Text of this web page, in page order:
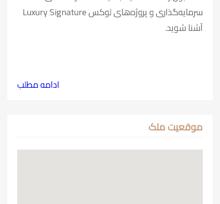
سرمایه‌گذاری و پروژه‌های لوکس Luxury Signature
آشنا شوید.
ادامه مطلب
موقعیت ملک